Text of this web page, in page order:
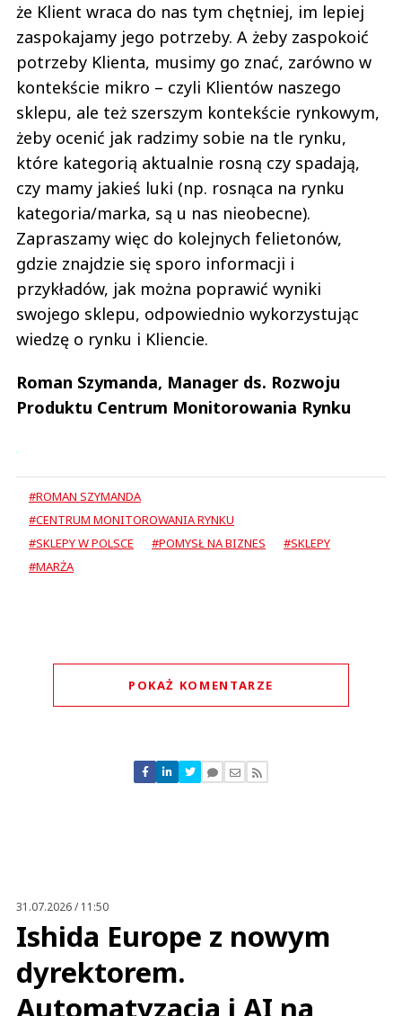
że Klient wraca do nas tym chętniej, im lepiej
zaspokajamy jego potrzeby. A żeby zaspokoić
potrzeby Klienta, musimy go znać, zarówno w
kontekście mikro – czyli Klientów naszego
sklepu, ale też szerszym kontekście rynkowym,
żeby ocenić jak radzimy sobie na tle rynku,
które kategorią aktualnie rosną czy spadają,
czy mamy jakieś luki (np. rosnąca na rynku
kategoria/marka, są u nas nieobecne).
Zapraszamy więc do kolejnych felietonów,
gdzie znajdzie się sporo informacji i
przykładów, jak można poprawić wyniki
swojego sklepu, odpowiednio wykorzystując
wiedzę o rynku i Kliencie.
Roman Szymanda, Manager ds. Rozwoju
Produktu Centrum Monitorowania Rynku
#ROMAN SZYMANDA
#CENTRUM MONITOROWANIA RYNKU
#SKLEPY W POLSCE
#POMYSŁ NA BIZNES
#SKLEPY
#MARŻA
POKAŻ KOMENTARZE
Nie znaleziono komentarzy
Zostaw swoje komentarze
31.07.2026 / 11:50
Ishida Europe z nowym
dyrektorem.
Automatyzacja i AI na